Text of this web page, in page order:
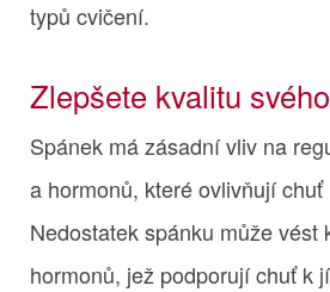
typů cvičení.
Zlepšete kvalitu
Spánek má zásadní vliv na
a hormonů, které ovlivňují chuť
Nedostatek spánku může vést
hormonů, jež podporují chuť k